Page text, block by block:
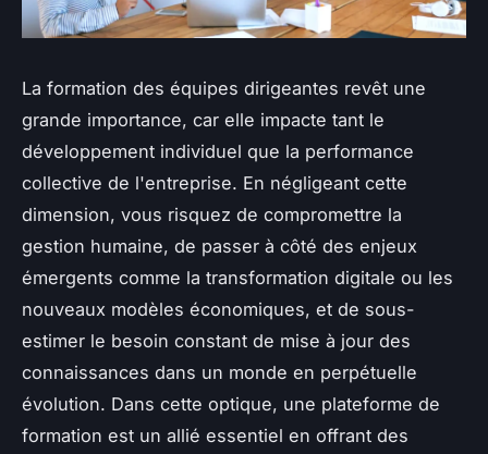
La formation des équipes dirigeantes revêt une
grande importance, car elle impacte tant le
développement individuel que la performance
collective de l'entreprise. En négligeant cette
dimension, vous risquez de compromettre la
gestion humaine, de passer à côté des enjeux
émergents comme la transformation digitale ou les
nouveaux modèles économiques, et de sous-
estimer le besoin constant de mise à jour des
connaissances dans un monde en perpétuelle
évolution. Dans cette optique, une plateforme de
formation est un allié essentiel en offrant des